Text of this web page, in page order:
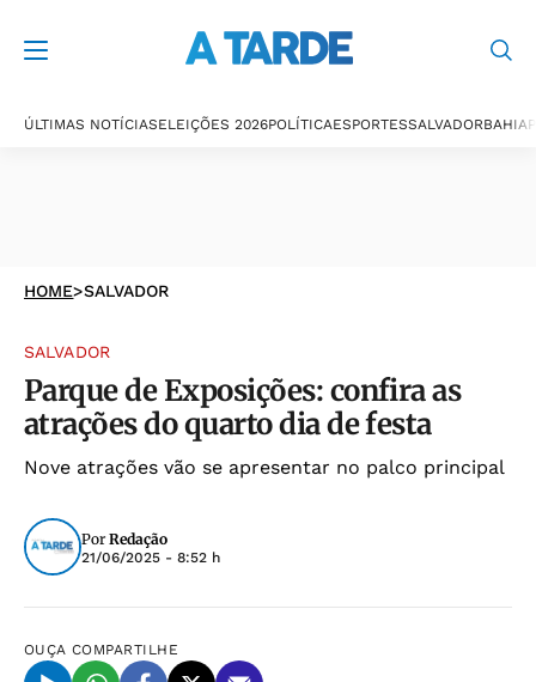
ÚLTIMAS NOTÍCIASELEIÇÕES 2026POLÍTICAESPORTESSALVADORBAHIA
HOME>SALVADOR
SALVADOR
Parque de Exposições: confira as
atrações do quarto dia de festa
Nove atrações vão se apresentar no palco principal
Por Redação
21/06/2025 - 8:52 h
OUÇA COMPARTILHE